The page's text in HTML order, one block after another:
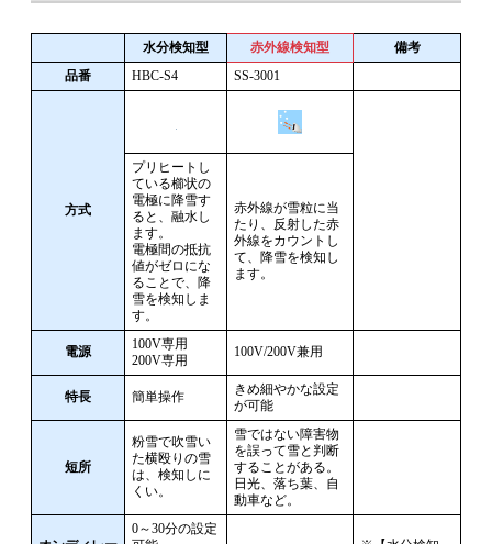
水分検知型 赤外線検知型
備考
品番
HBC-S4 SS-3001
方式
プリヒートし
ている櫛状の
電極に降雪す
ると、融水し
ます。
電極間の抵抗
値がゼロにな
ることで、降
雪を検知しま
す。
赤外線が雪粒に当
たり、反射した赤
外線をカウントし
て、降雪を検知し
ます。
電源
100V専用
200V専用
100V/200V兼用
特長 簡単操作
きめ細やかな設定
が可能
短所
粉雪で吹雪い
た横殴りの雪
は、検知しに
くい。
雪ではない障害物
を誤って雪と判断
することがある。
日光、落ち葉、自
動車など。
0～30分の設定